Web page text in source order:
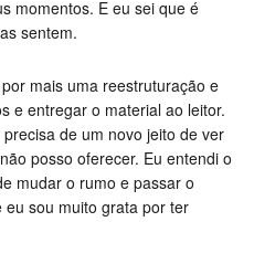
momentos. E eu sei que é
sentem.
mais uma reestruturação e
e entregar o material ao leitor.
de um novo jeito de ver
posso oferecer. Eu entendi o
mudar o rumo e passar o
eu sou muito grata por ter